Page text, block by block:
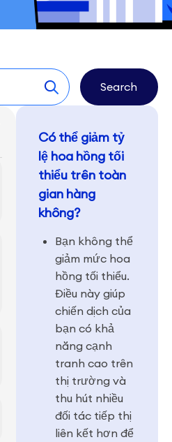
Search
Có thể giảm tỷ
lệ hoa hồng tối
thiểu trên toàn
gian hàng
không?
Bạn không thể
giảm mức hoa
hồng tối thiểu.
Điều này giúp
chiến dịch của
bạn có khả
năng cạnh
tranh cao trên
thị trường và
thu hút nhiều
đối tác tiếp thị
liên kết hơn để